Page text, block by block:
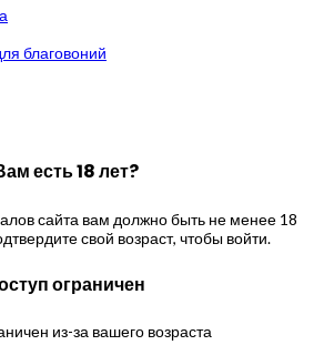
благовоний
есть 18 лет?
сайта вам должно быть не менее 18
свой возраст, чтобы войти.
ограничен
из-за вашего возраста